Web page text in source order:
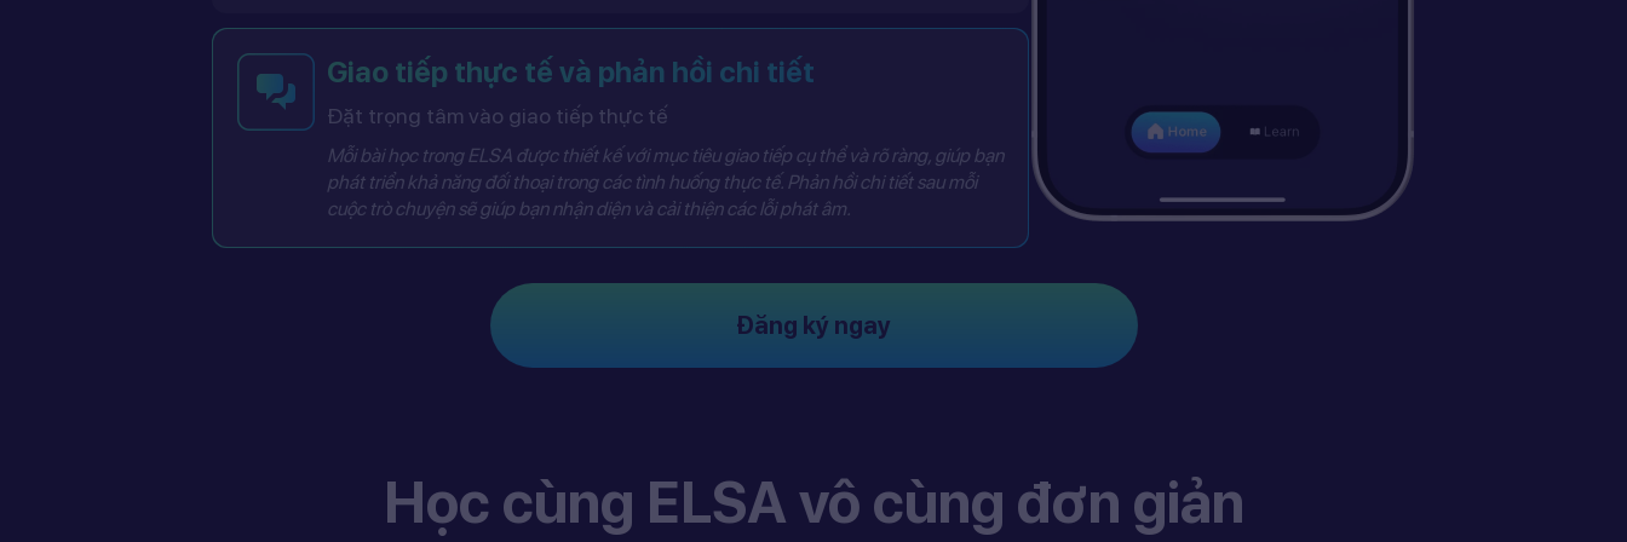
Giao tiếp thực tế và phản hồi chi tiết
Đặt trọng tâm vào giao tiếp thực tế
Mỗi bài học trong ELSA được thiết kế với mục tiêu giao tiếp cụ thể và rõ ràng, giúp bạn
phát triển khả năng đối thoại trong các tình huống thực tế. Phản hồi chi tiết sau mỗi
cuộc trò chuyện sẽ giúp bạn nhận diện và cải thiện các lỗi phát âm.
Đăng ký ngay
Học cùng ELSA vô cùng đơn giản